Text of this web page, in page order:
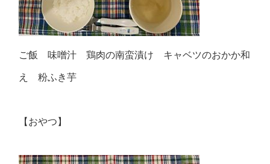
ご飯 味噌汁 鶏肉の南蛮漬け キャベツのおかか和
え 粉ふき芋
【おやつ】